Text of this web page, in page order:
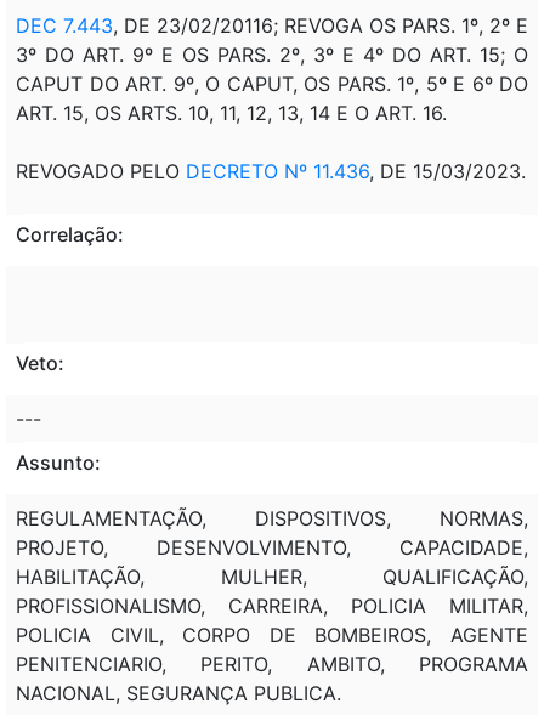
DEC 7.443, DE 23/02/20116; REVOGA OS PARS. 1º, 2º E
3º DO ART. 9º E OS PARS. 2º, 3º E 4º DO ART. 15; O
CAPUT DO ART. 9º, O CAPUT, OS PARS. 1º, 5º E 6º DO
ART. 15, OS ARTS. 10, 11, 12, 13, 14 E O ART. 16.
REVOGADO PELO DECRETO Nº 11.436, DE 15/03/2023.
Correlação:
Veto:
---
Assunto:
REGULAMENTAÇÃO, DISPOSITIVOS, NORMAS,
PROJETO, DESENVOLVIMENTO, CAPACIDADE,
HABILITAÇÃO, MULHER, QUALIFICAÇÃO,
PROFISSIONALISMO, CARREIRA, POLICIA MILITAR,
POLICIA CIVIL, CORPO DE BOMBEIROS, AGENTE
PENITENCIARIO, PERITO, AMBITO, PROGRAMA
NACIONAL, SEGURANÇA PUBLICA.